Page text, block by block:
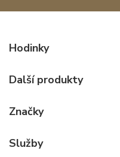
Hodinky
Dámské hodinky
Pilotní hodinky
Další produkty
Ostatní doplňky
Značky
Služby